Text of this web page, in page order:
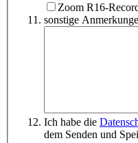
Zoom R16-
sonstige
Ich habe die
dem Senden und